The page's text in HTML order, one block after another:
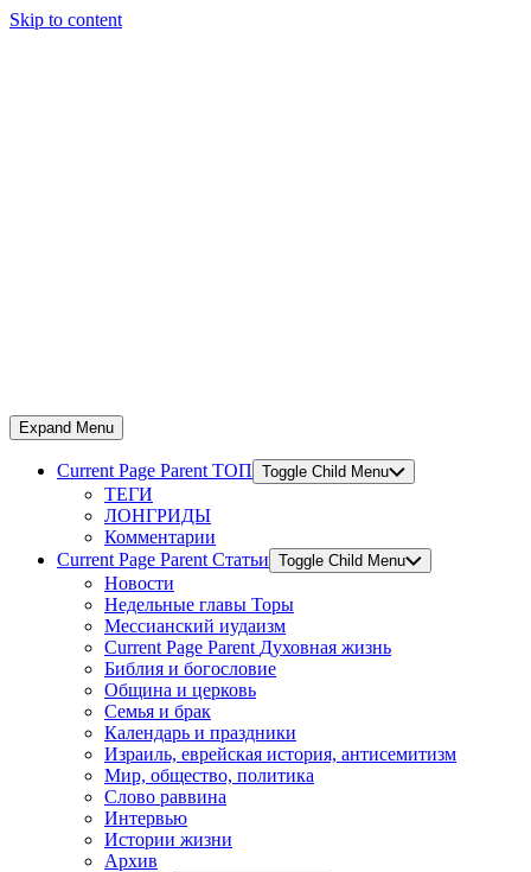
Skip to content
Expand Menu
Current Page Parent ТОП Toggle Child Menu
ТЕГИ
ЛОНГРИДЫ
Комментарии
Current Page Parent Статьи Toggle Child Menu
Новости
Недельные главы Торы
Мессианский иудаизм
Current Page Parent Духовная жизнь
Библия и богословие
Община и церковь
Семья и брак
Календарь и праздники
Израиль, еврейская история, антисемитизм
Мир, общество, политика
Слово раввина
Интервью
Истории жизни
Архив